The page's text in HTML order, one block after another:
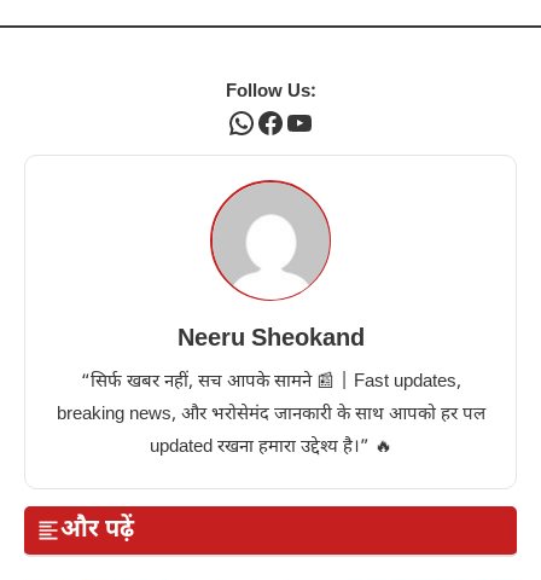
Follow Us:
WhatsApp
Facebook
YouTube
Neeru Sheokand
“सिर्फ खबर नहीं, सच आपके सामने 📰 | Fast updates,
breaking news, और भरोसेमंद जानकारी के साथ आपको हर पल
updated रखना हमारा उद्देश्य है।” 🔥
और पढ़ें